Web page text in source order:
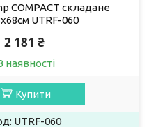
COMPACT складане
UTRF-060
2 181 ₴
наявності
Купити
UTRF-060